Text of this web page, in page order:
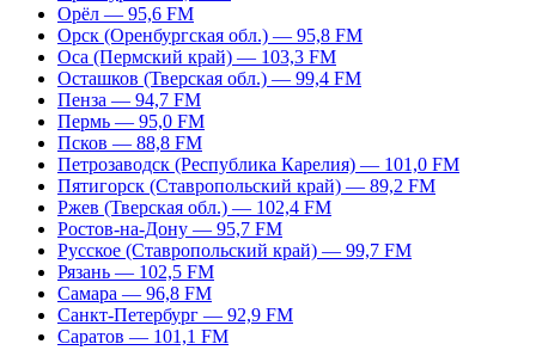
Орёл — 95,6 FM
Орск (Оренбургская обл.) — 95,8 FM
Оса (Пермский край) — 103,3 FM
Осташков (Тверская обл.) — 99,4 FM
Пенза — 94,7 FM
Пермь — 95,0 FM
Псков — 88,8 FM
Петрозаводск (Республика Карелия) — 101,0 FM
Пятигорск (Ставропольский край) — 89,2 FM
Ржев (Тверская обл.) — 102,4 FM
Ростов-на-Дону — 95,7 FM
Русское (Ставропольский край) — 99,7 FM
Рязань — 102,5 FM
Самара — 96,8 FM
Санкт-Петербург — 92,9 FM
Саратов — 101,1 FM